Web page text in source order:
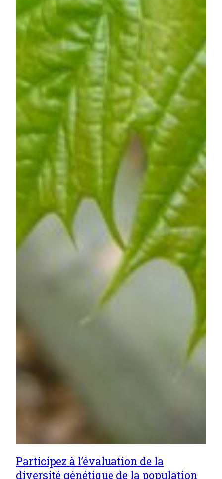
Participez à l’évaluation de la
diversité génétique de la population